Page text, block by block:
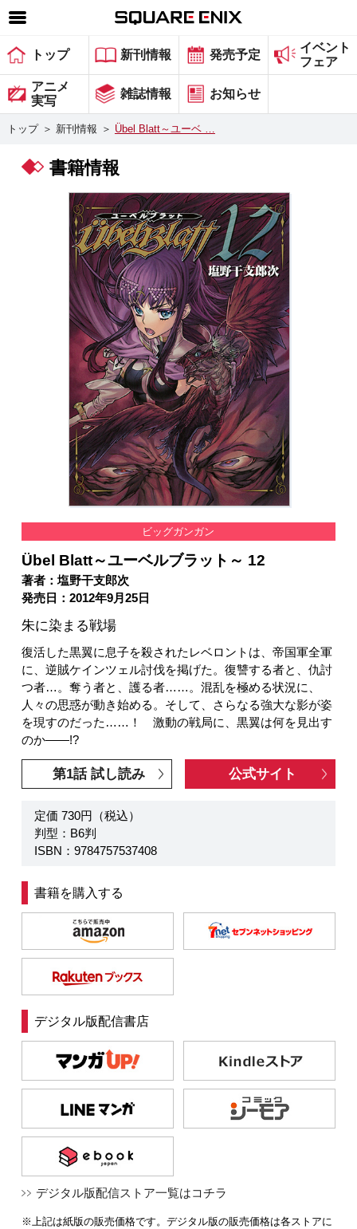
SQUARE ENIX 公式サイトメニュー
ゲーム
マガジン＆ブックス
グッズ
会社情報 採用情報
スクウェア・エニックス サイト内検索
トップ 新刊情報 発売予定
イベント
フェア
アニメ
実写
雑誌情報 お知らせ
トップ ＞ 新刊情報 ＞ Übel Blatt～ユーベ …
書籍情報
ビッグガンガン
Übel Blatt～ユーベルブラット～ 12
著者：塩野干支郎次
発売日：2012年9月25日
朱に染まる戦場
復活した黒翼に息子を殺されたレベロントは、帝国軍全軍
に、逆賊ケインツェル討伐を掲げた。復讐する者と、仇討
つ者…。奪う者と、護る者……。混乱を極める状況に、
人々の思惑が動き始める。そして、さらなる強大な影が姿
を現すのだった……！ 激動の戦局に、黒翼は何を見出す
のか――!?
第1話 試し読み 公式サイト
定価 730円（税込）
判型：B6判
ISBN：9784757537408
書籍を購入する
デジタル版配信書店
デジタル版配信ストア一覧はコチラ
※上記は紙版の販売価格です。デジタル版の販売価格は各ストアに